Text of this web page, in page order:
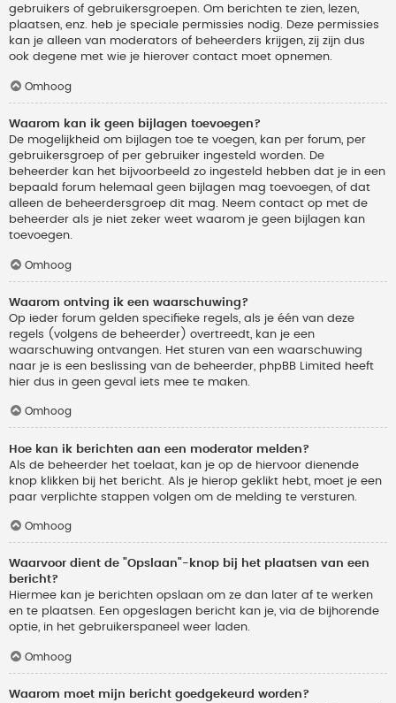
gebruikers of gebruikersgroepen. Om berichten te zien, lezen,
plaatsen, enz. heb je speciale permissies nodig. Deze permissies
kan je alleen van moderators of beheerders krijgen, zij zijn dus
ook degene met wie je hierover contact moet opnemen.
Omhoog
Waarom kan ik geen bijlagen toevoegen?
De mogelijkheid om bijlagen toe te voegen, kan per forum, per
gebruikersgroep of per gebruiker ingesteld worden. De
beheerder kan het bijvoorbeeld zo ingesteld hebben dat je in een
bepaald forum helemaal geen bijlagen mag toevoegen, of dat
alleen de beheerdersgroep dit mag. Neem contact op met de
beheerder als je niet zeker weet waarom je geen bijlagen kan
toevoegen.
Omhoog
Waarom ontving ik een waarschuwing?
Op ieder forum gelden specifieke regels, als je één van deze
regels (volgens de beheerder) overtreedt, kan je een
waarschuwing ontvangen. Het sturen van een waarschuwing
naar je is een beslissing van de beheerder, phpBB Limited heeft
hier dus in geen geval iets mee te maken.
Omhoog
Hoe kan ik berichten aan een moderator melden?
Als de beheerder het toelaat, kan je op de hiervoor dienende
knop klikken bij het bericht. Als je hierop geklikt hebt, moet je een
paar verplichte stappen volgen om de melding te versturen.
Omhoog
Waarvoor dient de "Opslaan"-knop bij het plaatsen van een
bericht?
Hiermee kan je berichten opslaan om ze dan later af te werken
en te plaatsen. Een opgeslagen bericht kan je, via de bijhorende
optie, in het gebruikerspaneel weer laden.
Omhoog
Waarom moet mijn bericht goedgekeurd worden?